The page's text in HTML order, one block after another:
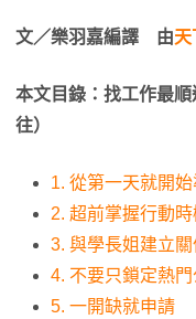
文／樂羽嘉編譯 由天
本文目錄：找工作最
往）
1. 從第一天就開
2. 超前掌握行動時
3. 與學長姐建立關
4. 不要只鎖定熱門
5. 一開缺就申請